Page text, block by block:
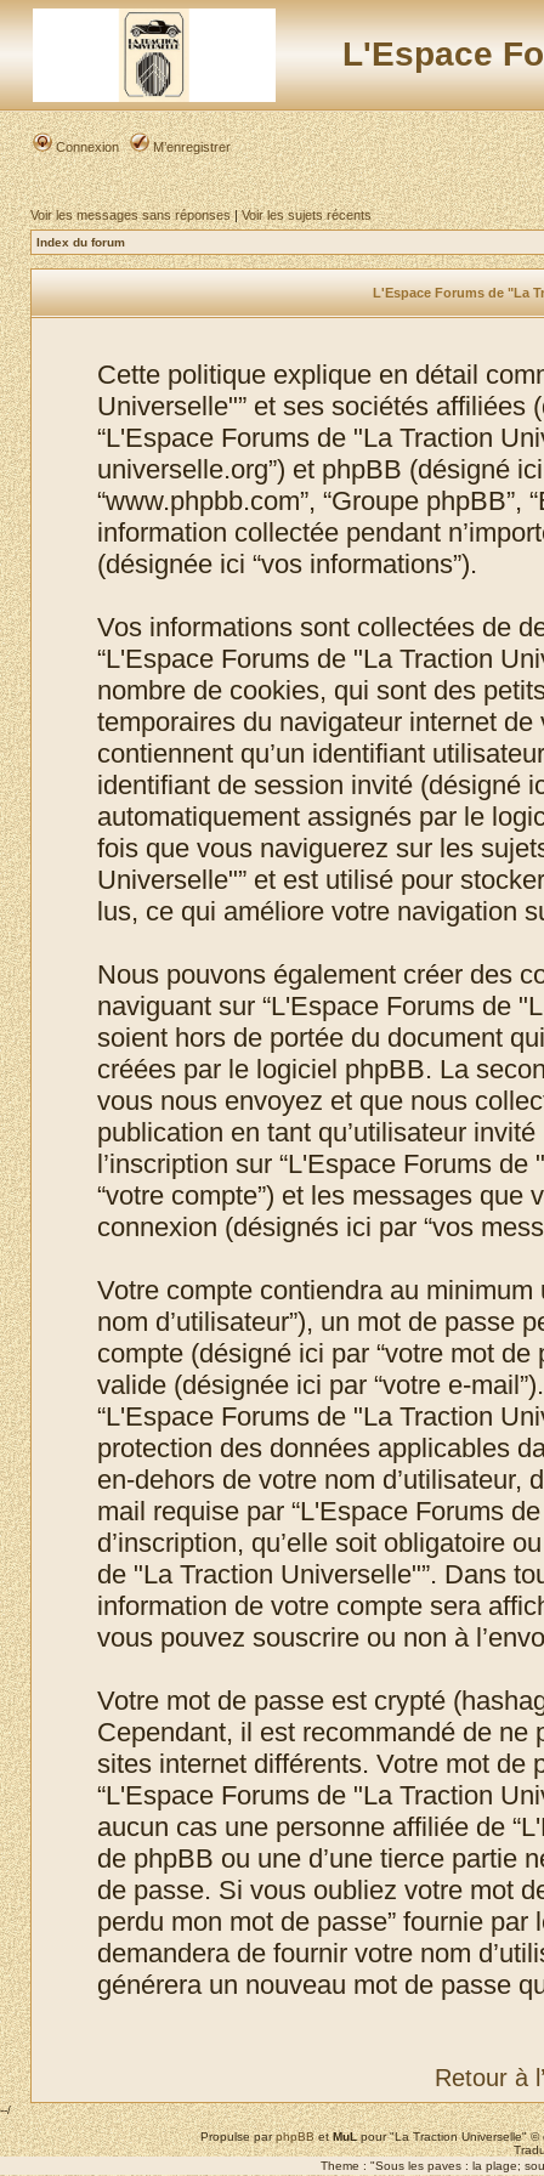
L'Espace
Connexion M’enregistrer
Voir les messages sans réponses|Voir les sujets récents
Index du forum
L'Espace Forums de "La
Cette politique explique en détail
Universelle"” et ses sociétés affiliées
“L'Espace Forums de "La Traction
universelle.org”) et phpBB (désigné ici
“www.phpbb.com”, “Groupe phpBB”,
information collectée pendant
(désignée ici “vos informations”).
Vos informations sont collectées de
“L'Espace Forums de "La Traction
nombre de cookies, qui sont des
temporaires du navigateur internet
contiennent qu’un identifiant
identifiant de session invité (désigné
automatiquement assignés par le
fois que vous naviguerez sur les
Universelle"” et est utilisé pour
lus, ce qui améliore votre navigation
Nous pouvons également créer des
naviguant sur “L'Espace Forums de
soient hors de portée du document
créées par le logiciel phpBB. La
vous nous envoyez et que nous
publication en tant qu’utilisateur
l’inscription sur “L'Espace Forums
“votre compte”) et les messages que
connexion (désignés ici par “vos
Votre compte contiendra au
nom d’utilisateur”), un mot de passe
compte (désigné ici par “votre mot
valide (désignée ici par “votre e-
“L'Espace Forums de "La Traction
protection des données applicables
en-dehors de votre nom d’utilisateur,
mail requise par “L'Espace Forums
d’inscription, qu’elle soit obligatoire
de "La Traction Universelle"”. Dans
information de votre compte sera
vous pouvez souscrire ou non à
Votre mot de passe est crypté
Cependant, il est recommandé de
sites internet différents. Votre mot de
“L'Espace Forums de "La Traction
aucun cas une personne affiliée de
de phpBB ou une d’une tierce partie
de passe. Si vous oubliez votre mot
perdu mon mot de passe” fournie
demandera de fournir votre nom
générera un nouveau mot de passe
Retour à
--/
Propulse parphpBBetMuLpour "La Traction Universelle"
Theme : "Sous les paves : la plage;